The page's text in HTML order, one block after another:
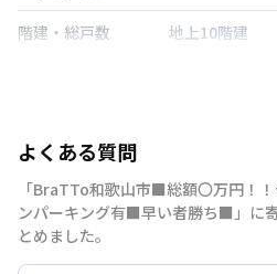
階建・総戸数
地上10階建
禁煙・喫煙
交通
よくある質問
「BraTTo和歌山市■総額〇万円！
ンパーキング有■早い者勝ち■」に
とめました。